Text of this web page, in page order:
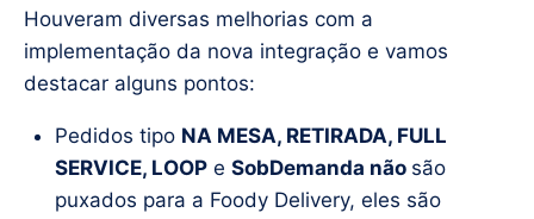
Houveram diversas melhorias com a
implementação da nova integração e vamos
destacar alguns pontos:
Pedidos tipo NA MESA, RETIRADA, FULL
SERVICE, LOOPe SobDemanda não são
puxados para a Foody Delivery, eles são